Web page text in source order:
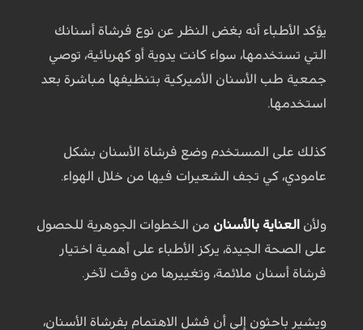
يؤكد الأطباء أنه بغض النظر عن نوع فرشاة أسنانك
التي تستخدمها، سواء كانت يدوية أو كهربائية، توصي
جمعية طب الأسنان الأميركية بتنظيفها مباشرة بعد
استخدمها.
كذلك على المستخدم وضع فرشاة الأسنان بشكل
عامودي، كي تجف الشعيرات فيها من خلال الهواء.
ولأن العناية بالأسنان من الخطوات الجوهرية للحصول
على الصحة الجيدة، يركز الأطباء على أهمية اختيار
فرشاة أسنان ملائمة، وتغييرها من وقت لآخر.
ويشير باحثون إلى أن فشل الاهتمام بفرشاة الأسنان،